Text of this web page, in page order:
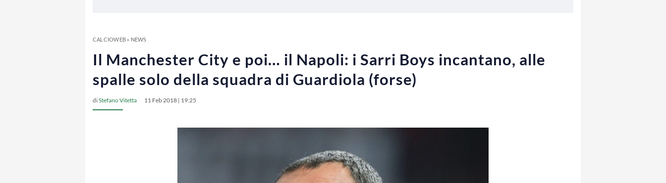
CALCIOWEB» NEWS
Il Manchester City e poi… il Napoli: i Sarri Boys incantano, alle
spalle solo della squadra di Guardiola (forse)
diStefano Vitetta 11 Feb 2018 | 19:25